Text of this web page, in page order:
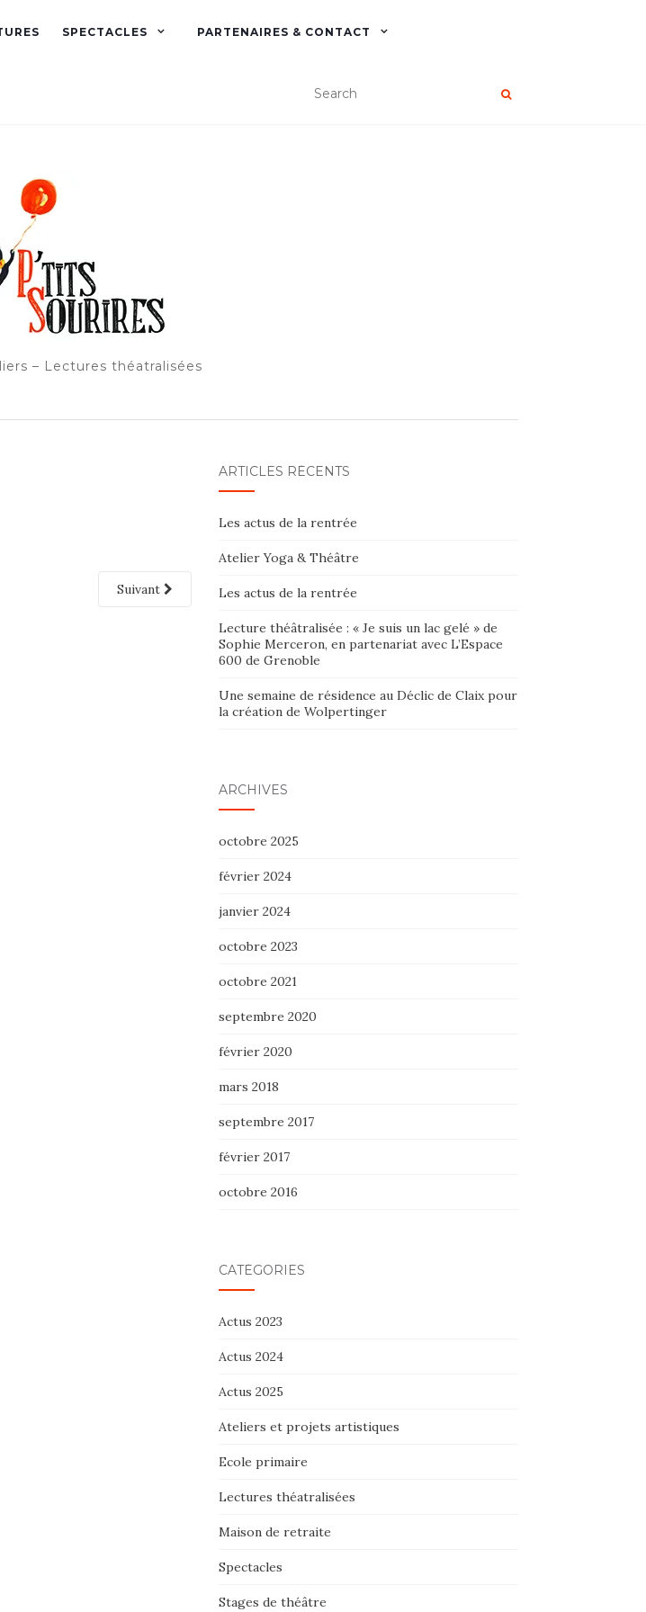
SPECTACLES PARTENAIRES & CONTACT
– Lectures théatralisées
Suivant
ARTICLES RÉCENTS
Les actus de la rentrée
Atelier Yoga & Théâtre
Les actus de la rentrée
Lecture théâtralisée : « Je suis un lac gelé » de
Sophie Merceron, en partenariat avec L’Espace
600 de Grenoble
Une semaine de résidence au Déclic de Claix pour
la création de Wolpertinger
ARCHIVES
octobre 2025
février 2024
janvier 2024
octobre 2023
octobre 2021
septembre 2020
février 2020
mars 2018
septembre 2017
février 2017
octobre 2016
CATÉGORIES
Actus 2023
Actus 2024
Actus 2025
Ateliers et projets artistiques
Ecole primaire
Lectures théatralisées
Maison de retraite
Spectacles
Stages de théâtre